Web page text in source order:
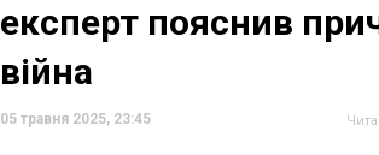
експерт пояснив
війна
05 травня 2025, 23:45